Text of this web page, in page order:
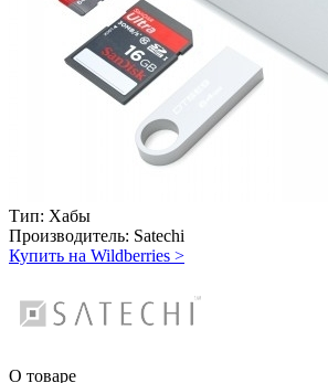
Тип: Хабы
Производитель: Satechi
Купить на Wildberries >
О товаре